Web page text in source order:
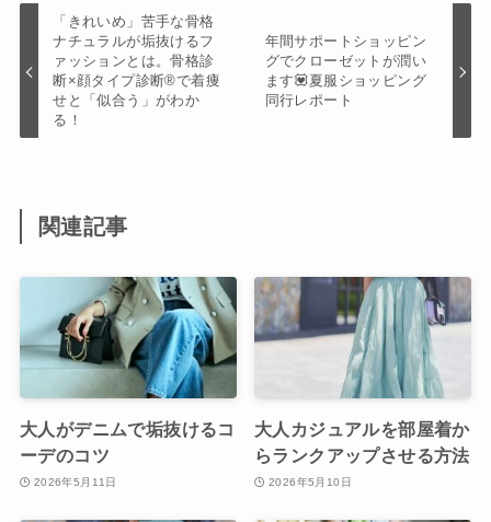
「きれいめ」苦手な骨格
ナチュラルが垢抜けるフ
ァッションとは。骨格診
断×顔タイプ診断®️で着痩
せと「似合う」がわか
る！
年間サポートショッピン
グでクローゼットが潤い
ます💟夏服ショッピング
同行レポート
関連記事
大人がデニムで垢抜けるコ
ーデのコツ
2026年5月11日
大人カジュアルを部屋着か
らランクアップさせる方法
2026年5月10日